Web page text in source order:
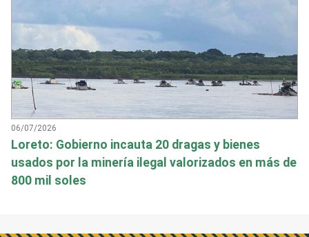
06/07/2026
Loreto: Gobierno incauta 20 dragas y bienes
usados por la minería ilegal valorizados en más de
800 mil soles